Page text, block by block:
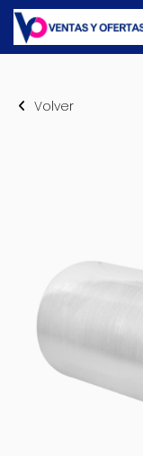
Volver